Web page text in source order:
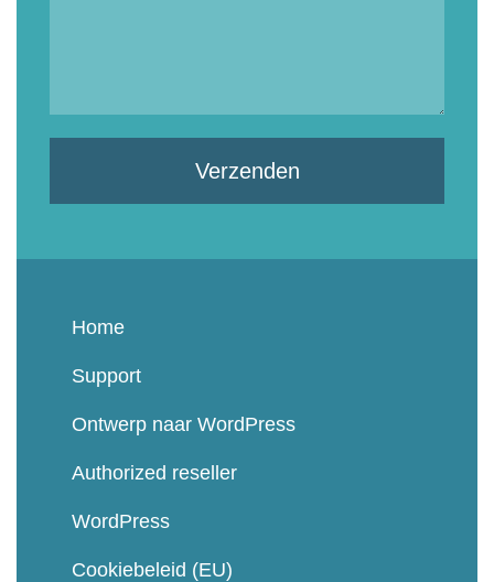
Verzenden
Home
Support
Ontwerp naar WordPress
Authorized reseller
WordPress
Cookiebeleid (EU)